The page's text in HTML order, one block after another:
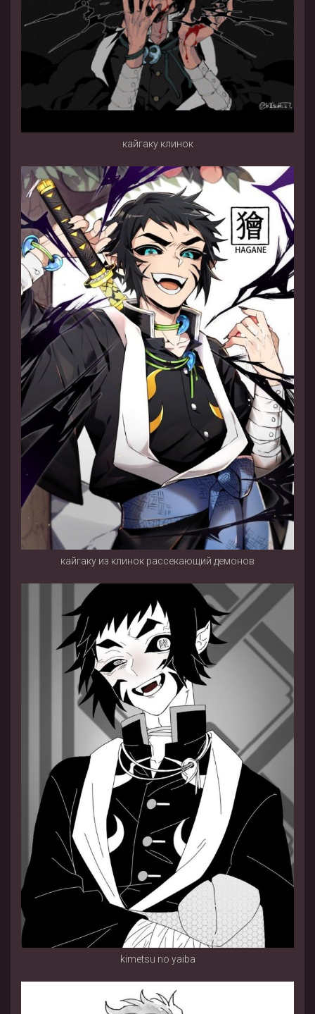
кайгаку клинок
кайгаку из клинок рассекающий демонов
kimetsu no yaiba